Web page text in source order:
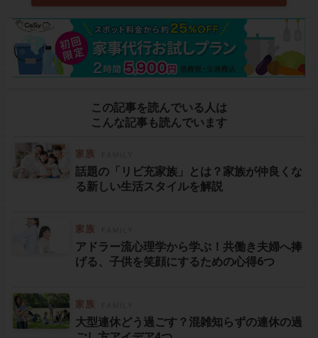
この記事を読んでいる人は
こんな記事も読んでいます
話題の「リビ充家族」とは？家族が仲良くな
る新しい生活スタイルを解説
アドラー流心理学から学ぶ！共働き夫婦へ捧
げる、子供を笑顔にするための心得6つ
大型連休どう過ごす？混雑知らずの連休の過